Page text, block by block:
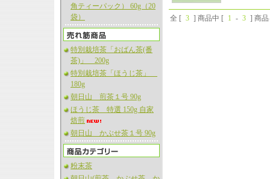
角ティーパック） 60g（20
袋）
特別栽培茶「おばん茶(番
茶)」 200g
特別栽培茶「ほうじ茶」
180g
朝日山 煎茶１号 90g
ほうじ茶 特選 150g 自家
焙煎
朝日山 かぶせ茶１号 90g
粉末茶
全 [ 3 ] 商品中 [ 1 - 3 ] 商